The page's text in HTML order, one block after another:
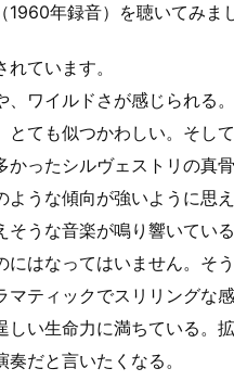
年録音）を聴いてみまし
ています。
ワイルドさが感じられる
とても似つかわしい。そし
ったシルヴェストリの真
うな傾向が強いように思え
うな音楽が鳴り響いている
にはなってはいません。そ
マティックでスリリングな
い生命力に満ちている。
だと言いたくなる。